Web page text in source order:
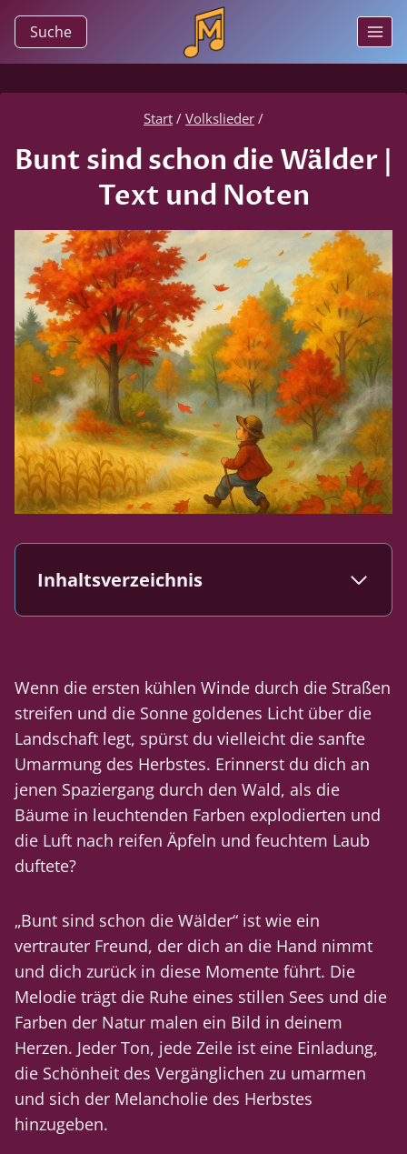
Zum
Inhalt
springen
Suche
Start / Volkslieder /
Bunt sind schon die Wälder |
Text und Noten
Inhaltsverzeichnis
Wenn die ersten kühlen Winde durch die Straßen
streifen und die Sonne goldenes Licht über die
Landschaft legt, spürst du vielleicht die sanfte
Umarmung des Herbstes. Erinnerst du dich an
jenen Spaziergang durch den Wald, als die
Bäume in leuchtenden Farben explodierten und
die Luft nach reifen Äpfeln und feuchtem Laub
duftete?
„Bunt sind schon die Wälder“ ist wie ein
vertrauter Freund, der dich an die Hand nimmt
und dich zurück in diese Momente führt. Die
Melodie trägt die Ruhe eines stillen Sees und die
Farben der Natur malen ein Bild in deinem
Herzen. Jeder Ton, jede Zeile ist eine Einladung,
die Schönheit des Vergänglichen zu umarmen
und sich der Melancholie des Herbstes
hinzugeben.